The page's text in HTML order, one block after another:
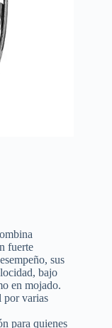
fuerte
sus
bajo
en mojado.
por varias
para quienes